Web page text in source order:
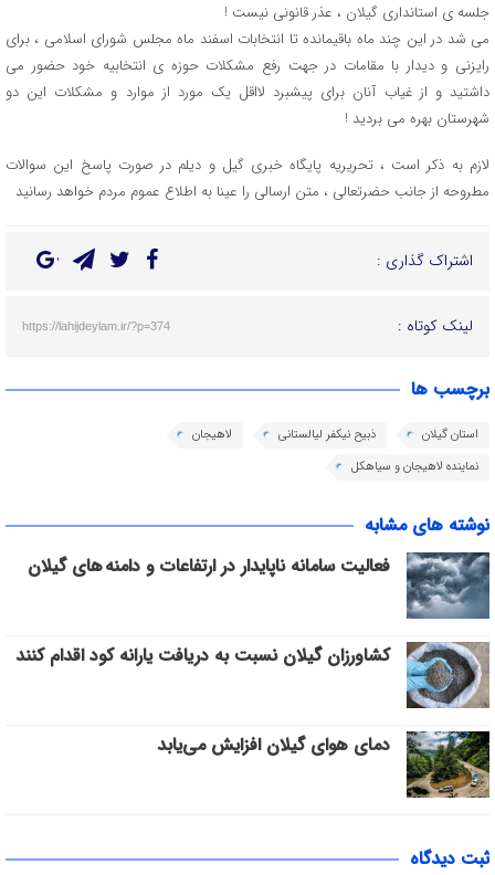
جلسه ی استانداری گیلان ، عذر قانونی نیست !
می شد در این چند ماه باقیمانده تا انتخابات اسفند ماه مجلس شورای اسلامی ، برای
رایزنی و دیدار با مقامات در جهت رفع مشکلات حوزه ی انتخابیه خود حضور می
داشتید و از غیاب آنان برای پیشبرد لااقل یک مورد از موارد و مشکلات این دو
شهرستان بهره می بردید !
لازم به ذکر است ، تحریریه پایگاه خبری گیل و دیلم در صورت پاسخ این سوالات
مطروحه از جانب حضرتعالی ، متن ارسالی را عینا به اطلاع عموم مردم خواهد رسانید
اشتراک گذاری :
لینک کوتاه : https://lahijdeylam.ir/?p=374
برچسب ها
استان گیلان ذبیح نیکفر لیالستانی
لاهیجان
نماینده لاهیجان و سیاهکل
نوشته های مشابه
فعالیت سامانه ناپایدار در ارتفاعات و دامنه های گیلان
کشاورزان گیلان نسبت به دریافت یارانه کود اقدام کنند
دمای هوای گیلان افزایش می‌یابد
ثبت دیدگاه